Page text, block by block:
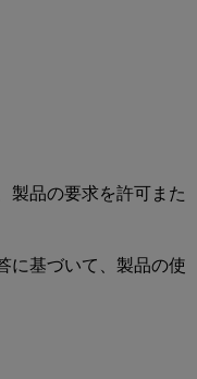
製品の要求を許可また
に基づいて、製品の使